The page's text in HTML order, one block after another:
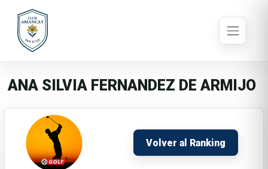
ANA SILVIA FERNANDEZ DE ARMIJO
Volver al Ranking